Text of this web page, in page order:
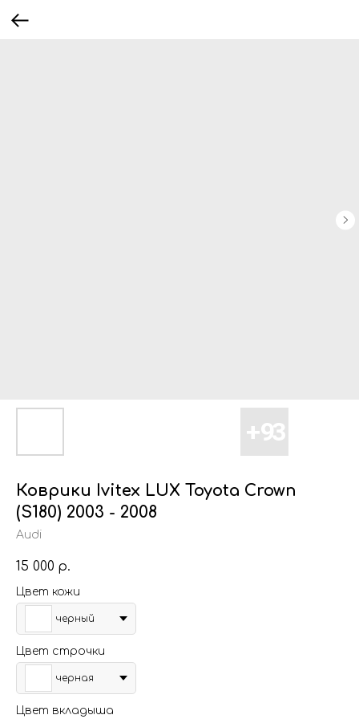
Коврики Ivitex LUX Toyota Crown
(S180) 2003 - 2008
Audi
15 000 р.
Цвет кожи
черный
Цвет строчки
черная
Цвет вкладыша